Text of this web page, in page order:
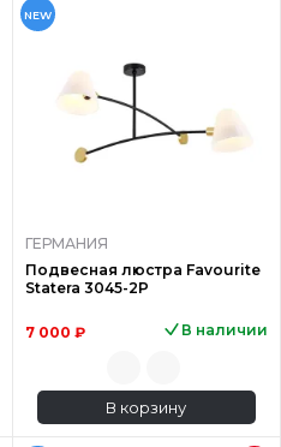
NEW
ГЕРМАНИЯ
Подвесная люстра Favourite
Statera 3045-2P
7 000 ₽ В наличии
В корзину